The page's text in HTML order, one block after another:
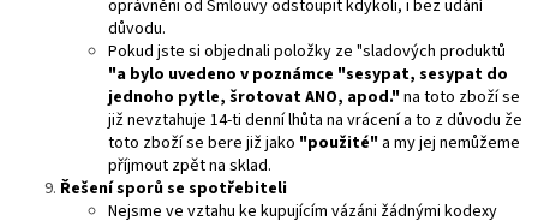
oprávněni od Smlouvy odstoupit kdykoli, i bez udání
důvodu.
Pokud jste si objednali položky ze "sladových produktů
"a bylo uvedeno v poznámce "sesypat, sesypat do
jednoho pytle, šrotovat ANO, apod."na toto zboží se
již nevztahuje 14-ti denní lhůta na vrácení a to z důvodu že
toto zboží se bere již jako "použité" a my jej nemůžeme
příjmout zpět na sklad.
Řešení sporů se spotřebiteli
Nejsme ve vztahu ke kupujícím vázáni žádnými kodexy